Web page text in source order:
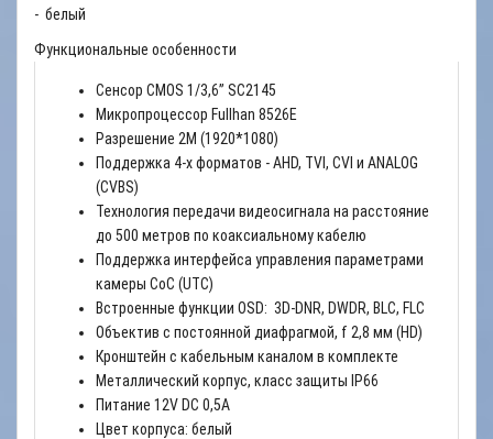
- белый
Функциональные особенности
Сенсор CMOS 1/3,6” SC2145
Микропроцессор Fullhan 8526E
Разрешение 2М (1920*1080)
Поддержка 4-x форматов - AHD, TVI, CVI и ANALOG
(CVBS)
Технология передачи видеосигнала на расстояние
до 500 метров по коаксиальному кабелю
Поддержка интерфейса управления параметрами
камеры CoC (UTC)
Встроенные функции OSD: 3D-DNR, DWDR, BLC, FLC
Объектив с постоянной диафрагмой, f 2,8 мм (HD)
Кронштейн с кабельным каналом в комплекте
Металлический корпус, класс защиты IP66
Питание 12V DC 0,5A
Цвет корпуса: белый